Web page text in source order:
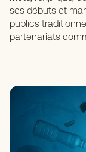
ses débuts et
publics
partenariats